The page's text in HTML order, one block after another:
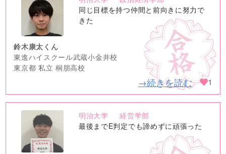
no
image
同じ目標を持つ仲間と前向きに努力で
きた
鈴木康太くん
東進ハイスクール武蔵小金井校
東京都 私立 桐朋高校
→続きを読む 1
no
image
明治大学
経営学部
最後までE判定でも諦めずに頑張った